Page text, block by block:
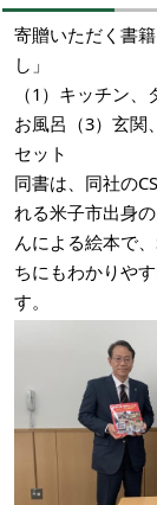
寄贈いただく書
し」
（1）キッチン、
お風呂（3）玄
セット
同書は、同社の
れる米子市出身
んによる絵本で
ちにもわかりや
す。